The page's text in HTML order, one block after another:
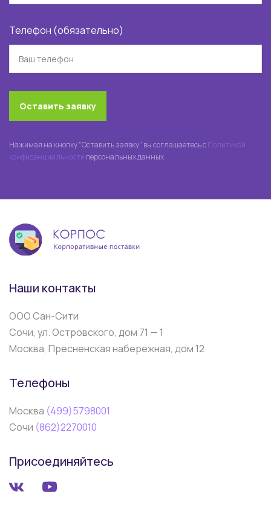
Телефон (обязательно)
Оставить заявку
Нажимая на кнопку "Оставить заявку" вы соглашаетесь сПолитикой
конфиденциальности персональных данных.
Наши контакты
ООО Сан-Сити
Сочи, ул. Островского, дом 71 — 1
Москва, Пресненская набережная, дом 12
Телефоны
Москва (499)5798001
Сочи (862)2270010
Присоединяйтесь